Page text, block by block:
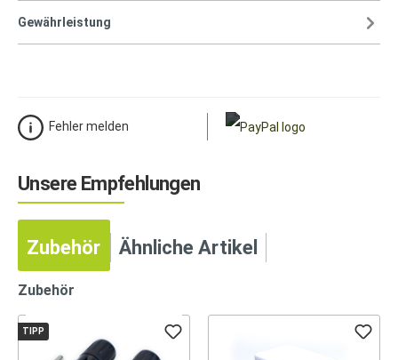
Gewährleistung
Fehler melden
Unsere Empfehlungen
Zubehör Ähnliche Artikel
Zubehör
TIPP